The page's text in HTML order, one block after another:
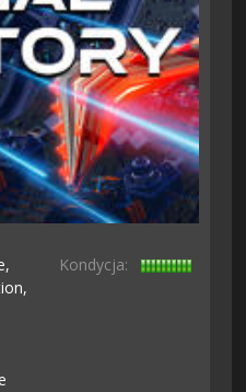
Kondycja: